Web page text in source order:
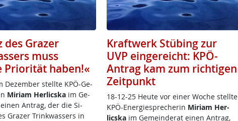
des Grazer
muss
Priorität haben!«
De­zem­ber stell­te KPÖ-Ge­
Mi­riam Her­lics­kaim Ge­
An­trag, der die Si­
Gra­zer Trink­was­sers in
Kraftwerk Stübing zur
UVP eingereicht: KPÖ-
Antrag kam zum richtigen
Zeitpunkt
18-12-25 Heu­te vor ei­ner Wo­che stell­te
KPÖ-En­er­gie­sp­re­che­rin Mi­riam Her­
lics­kaim Ge­mein­de­rat ei­nen An­trag,